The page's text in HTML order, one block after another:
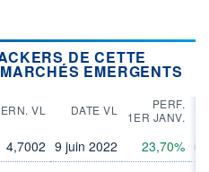
DE CETTE
EMERGENTS
VL DATE VL
PERF.
1ER JANV.
4,7002 9 juin 2022 23,70%